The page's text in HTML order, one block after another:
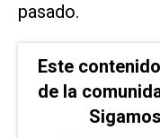
pasado.
Este
de la